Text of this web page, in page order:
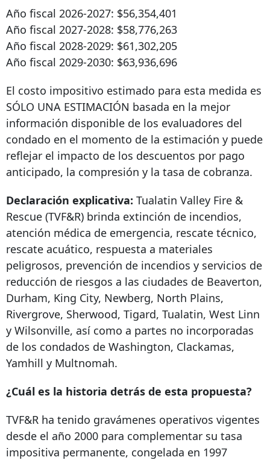
Año fiscal 2026-2027: $56,354,401
Año fiscal 2027-2028: $58,776,263
Año fiscal 2028-2029: $61,302,205
Año fiscal 2029-2030: $63,936,696
El costo impositivo estimado para esta medida es
SÓLO UNA ESTIMACIÓN basada en la mejor
información disponible de los evaluadores del
condado en el momento de la estimación y puede
reflejar el impacto de los descuentos por pago
anticipado, la compresión y la tasa de cobranza.
Declaración explicativa: Tualatin Valley Fire &
Rescue (TVF&R) brinda extinción de incendios,
atención médica de emergencia, rescate técnico,
rescate acuático, respuesta a materiales
peligrosos, prevención de incendios y servicios de
reducción de riesgos a las ciudades de Beaverton,
Durham, King City, Newberg, North Plains,
Rivergrove, Sherwood, Tigard, Tualatin, West Linn
y Wilsonville, así como a partes no incorporadas
de los condados de Washington, Clackamas,
Yamhill y Multnomah.
¿Cuál es la historia detrás de esta propuesta?
TVF&R ha tenido gravámenes operativos vigentes
desde el año 2000 para complementar su tasa
impositiva permanente, congelada en 1997